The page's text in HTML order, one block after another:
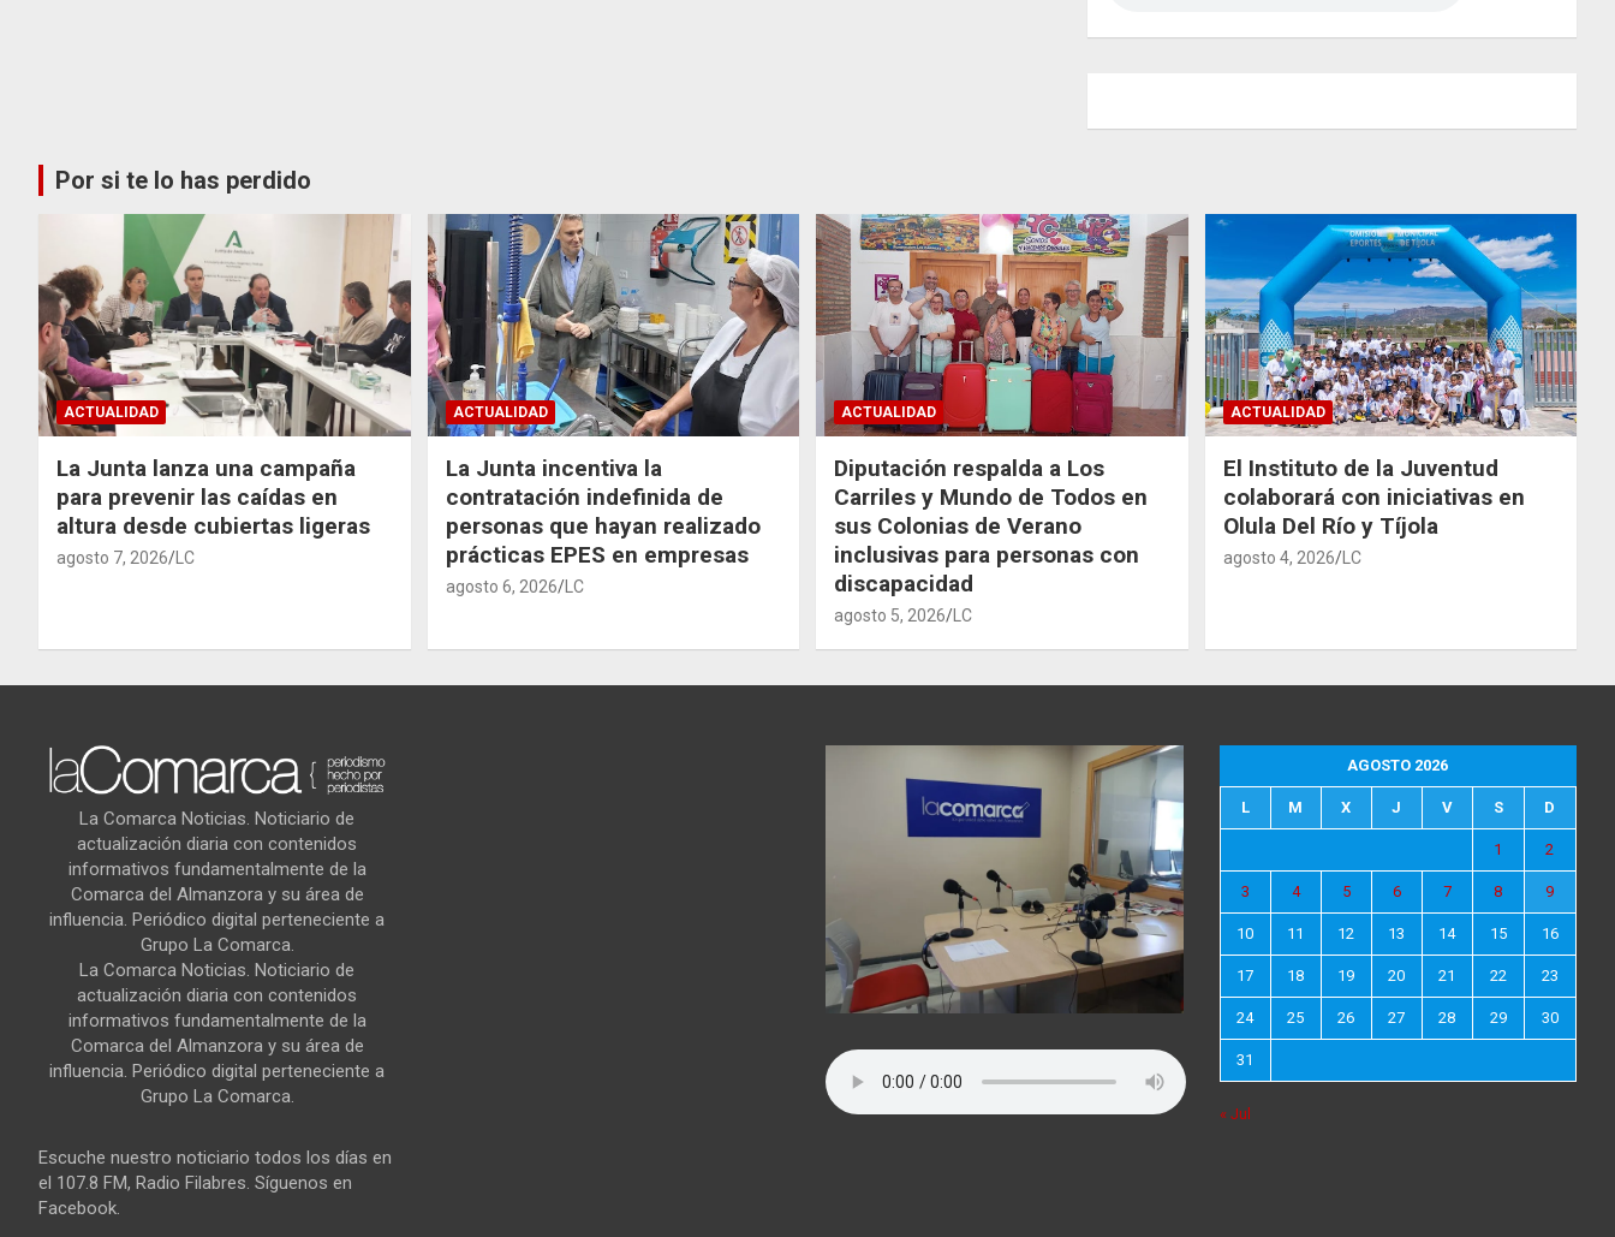
Por si te lo has perdido
ACTUALIDAD
La Junta lanza una campaña
para prevenir las caídas en
altura desde cubiertas ligeras
agosto 7, 2026 LC
ACTUALIDAD
La Junta incentiva la
contratación indefinida de
personas que hayan realizado
prácticas EPES en empresas
agosto 6, 2026 LC
ACTUALIDAD
Diputación respalda a Los
Carriles y Mundo de Todos en
sus Colonias de Verano
inclusivas para personas con
discapacidad
agosto 5, 2026 LC
ACTUALIDAD
El Instituto de la Juventud
colaborará con iniciativas en
Olula Del Río y Tíjola
agosto 4, 2026 LC
La Comarca Noticias. Noticiario de
actualización diaria con contenidos
informativos fundamentalmente de la
Comarca del Almanzora y su área de
influencia. Periódico digital perteneciente a
Grupo La Comarca.
La Comarca Noticias. Noticiario de
actualización diaria con contenidos
informativos fundamentalmente de la
Comarca del Almanzora y su área de
influencia. Periódico digital perteneciente a
Grupo La Comarca.
Escuche nuestro noticiario todos los días en
el 107.8 FM, Radio Filabres. Síguenos en
Facebook.
AGOSTO 2026
L M X J V S D
1 2
3 4 5 6 7 8 9
10 11 12 13 14 15 16
17 18 19 20 21 22 23
24 25 26 27 28 29 30
31
« Jul